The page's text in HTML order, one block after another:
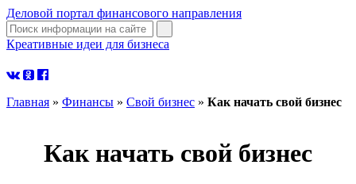
Деловой портал финансового направления
Креативные идеи для бизнеса
Главная » Финансы » Свой бизнес » Как начать свой бизнес
Как начать свой бизнес